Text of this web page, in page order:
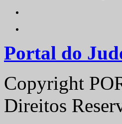
Portal do
Copyright
Direitos